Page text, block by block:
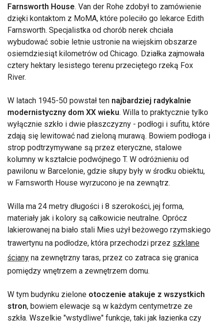
Farnsworth House. Van der Rohe zdobył to zamówienie
dzięki kontaktom z MoMA, które poleciło go lekarce Edith
Farnsworth. Specjalistka od chorób nerek chciała
wybudować sobie letnie ustronie na wiejskim obszarze
osiemdziesiąt kilometrów od Chicago. Działka zajmowała
cztery hektary lesistego terenu przeciętego rzeką Fox
River.
W latach 1945-50 powstał ten najbardziej radykalnie
modernistyczny dom XX wieku. Willa to praktycznie tylko
wyłącznie szkło i dwie płaszczyzny - podłogi i sufitu, które
zdają się lewitować nad zieloną murawą. Bowiem podłoga i
strop podtrzymywane są przez eteryczne, stalowe
kolumny w kształcie podwójnego T. W odróżnieniu od
pawilonu w Barcelonie, gdzie słupy były w środku obiektu,
w Farnsworth House wyrzucono je na zewnątrz.
Willa ma 24 metry długości i 8 szerokości, jej forma,
materiały jak i kolory są całkowicie neutralne. Oprócz
lakierowanej na biało stali Mies użył beżowego rzymskiego
trawertynu na podłodze, która przechodzi przez szklane
ściany na zewnętrzny taras, przez co zatraca się granica
pomiędzy wnętrzem a zewnętrzem domu.
W tym budynku zielone otoczenie atakuje z wszystkich
stron, bowiem elewacje są w każdym centymetrze ze
szkła. Wszelkie "wstydliwe" funkcje, taki jak łazienka czy